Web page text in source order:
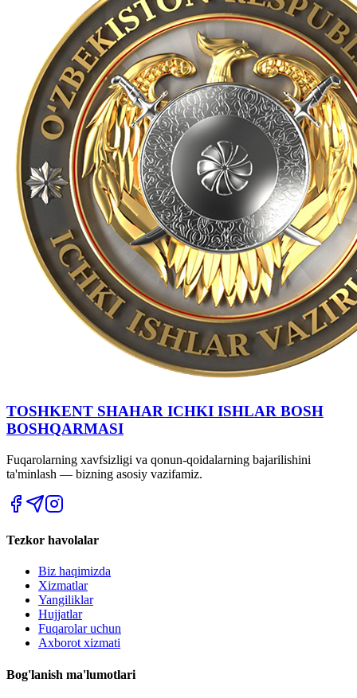
TOSHKENT SHAHAR IСHKI ISHLAR BOSH
BOSHQARMASI
Fuqarolarning xavfsizligi va qonun-qoidalarning bajarilishini
ta'minlash — bizning asosiy vazifamiz.
Tezkor havolalar
Biz haqimizda
Xizmatlar
Yangiliklar
Hujjatlar
Fuqarolar uchun
Axborot xizmati
Bog'lanish ma'lumotlari